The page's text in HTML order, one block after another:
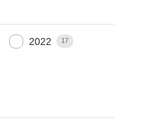
2022 17